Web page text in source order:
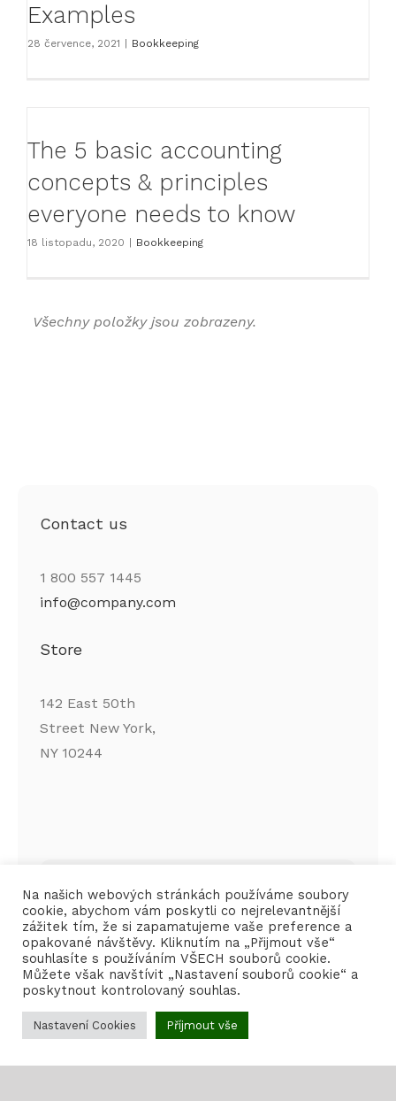
Examples
28 července, 2021 Bookkeeping
The 5 basic accounting
concepts & principles
everyone needs to know
18 listopadu, 2020 Bookkeeping
Všechny položky jsou zobrazeny.
Contact us
1 800 557 1445
info@company.com
Store
142 East 50th
Street New York,
NY 10244
FEATURED PRODUCTS
Na našich webových stránkách používáme soubory
cookie, abychom vám poskytli co nejrelevantnější
zážitek tím, že si zapamatujeme vaše preference a
opakované návštěvy. Kliknutím na „Přijmout vše“
souhlasíte s používáním VŠECH souborů cookie.
Můžete však navštívit „Nastavení souborů cookie“ a
poskytnout kontrolovaný souhlas.
Nastavení Cookies Příjmout vše